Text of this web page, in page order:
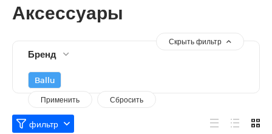
Аксессуары
Скрыть фильтр
Бренд
Ballu